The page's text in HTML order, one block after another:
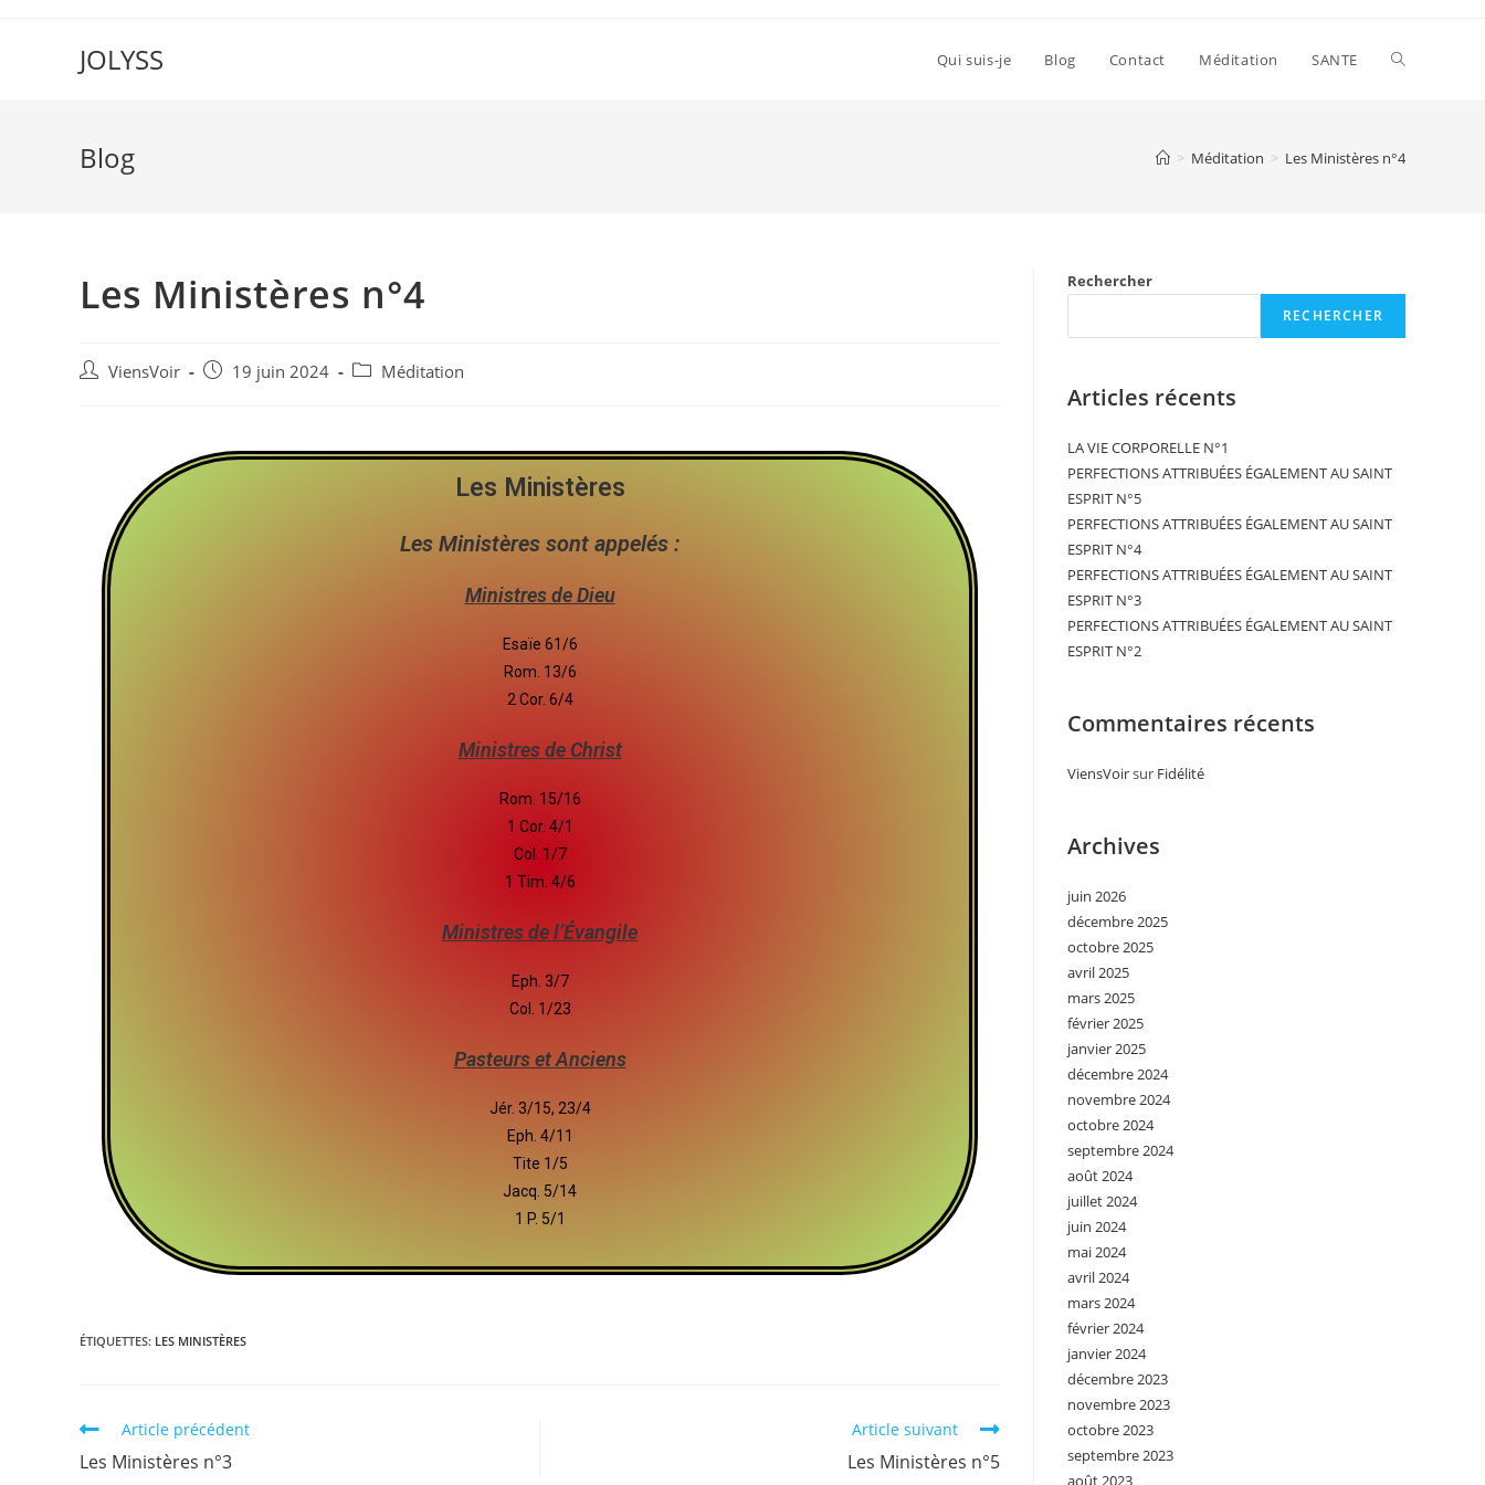
JOLYSS Qui suis-je Blog Contact Méditation SANTE
Blog > Méditation > Les Ministères n°4
Les Ministères n°4
ViensVoir 19 juin 2024 Méditation
Les Ministères
Les Ministères sont appelés :
Ministres de Dieu
Esaïe 61/6
Rom. 13/6
2 Cor. 6/4
Ministres de Christ
Rom. 15/16
1 Cor. 4/1
Col. 1/7
1 Tim. 4/6
Ministres de l’Évangile
Eph. 3/7
Col. 1/23
Pasteurs et Anciens
Jér. 3/15, 23/4
Eph. 4/11
Tite 1/5
Jacq. 5/14
1 P. 5/1
ÉTIQUETTES: LES MINISTÈRES
Article précédent
Les Ministères n°3
Article suivant
Les Ministères n°5
Rechercher
RECHERCHER
Articles récents
LA VIE CORPORELLE N°1
PERFECTIONS ATTRIBUÉES ÉGALEMENT AU SAINT
ESPRIT N°5
PERFECTIONS ATTRIBUÉES ÉGALEMENT AU SAINT
ESPRIT N°4
PERFECTIONS ATTRIBUÉES ÉGALEMENT AU SAINT
ESPRIT N°3
PERFECTIONS ATTRIBUÉES ÉGALEMENT AU SAINT
ESPRIT N°2
Commentaires récents
ViensVoirsur Fidélité
Archives
juin 2026
décembre 2025
octobre 2025
avril 2025
mars 2025
février 2025
janvier 2025
décembre 2024
novembre 2024
octobre 2024
septembre 2024
août 2024
juillet 2024
juin 2024
mai 2024
avril 2024
mars 2024
février 2024
janvier 2024
décembre 2023
novembre 2023
octobre 2023
septembre 2023
août 2023